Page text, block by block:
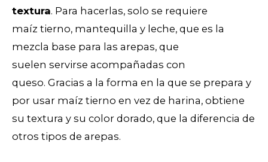
textura. Para hacerlas, solo se requiere
maíz tierno, mantequilla y leche, que es la
mezcla base para las arepas, que
suelen servirse acompañadas con
queso. Gracias a la forma en la que se prepara y
por usar maíz tierno en vez de harina, obtiene
su textura y su color dorado, que la diferencia de
otros tipos de arepas.